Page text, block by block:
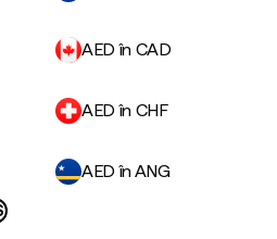
AED în CAD
AED în CHF
AED în ANG